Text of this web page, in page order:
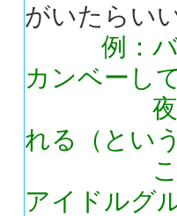
がいたらい
例：
カンベーし
夜な夜な
れる（とい
この世界
アイドルグ